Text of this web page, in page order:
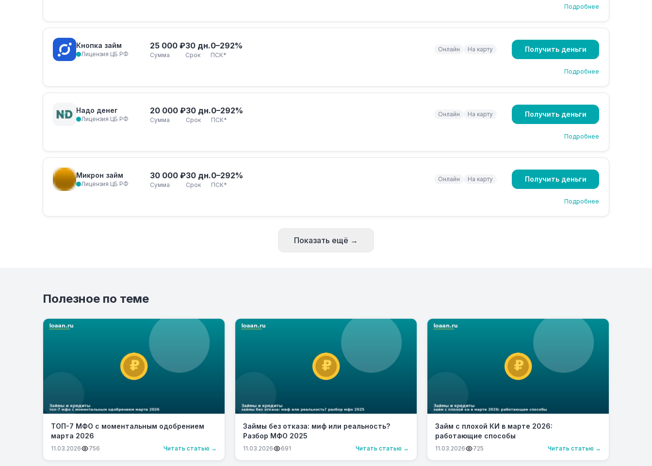
Подробнее
Кнопка займ
Лицензия ЦБ РФ
25 000 ₽
Сумма
30 дн.
Срок
0–292%
ПСК*
Онлайн На карту Получить деньги
Подробнее
Надо денег
Лицензия ЦБ РФ
20 000 ₽
Сумма
30 дн.
Срок
0–292%
ПСК*
Онлайн На карту Получить деньги
Подробнее
Микрон займ
Лицензия ЦБ РФ
30 000 ₽
Сумма
30 дн.
Срок
0–292%
ПСК*
Онлайн На карту Получить деньги
Подробнее
Показать ещё →
Полезное по теме
ТОП-7 МФО с моментальным одобрением
марта 2026
11.03.2026 756 Читать статью →
Займы без отказа: миф или реальность?
Разбор МФО 2025
11.03.2026 691 Читать статью →
Займ с плохой КИ в марте 2026:
работающие способы
11.03.2026 725 Читать статью →